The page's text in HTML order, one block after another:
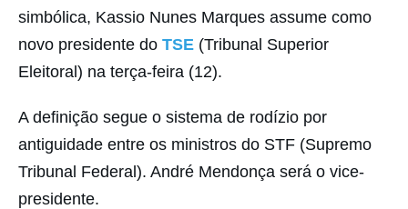
simbólica, Kassio Nunes Marques assume como
novo presidente do TSE (Tribunal Superior
Eleitoral) na terça-feira (12).
A definição segue o sistema de rodízio por
antiguidade entre os ministros do STF (Supremo
Tribunal Federal). André Mendonça será o vice-
presidente.